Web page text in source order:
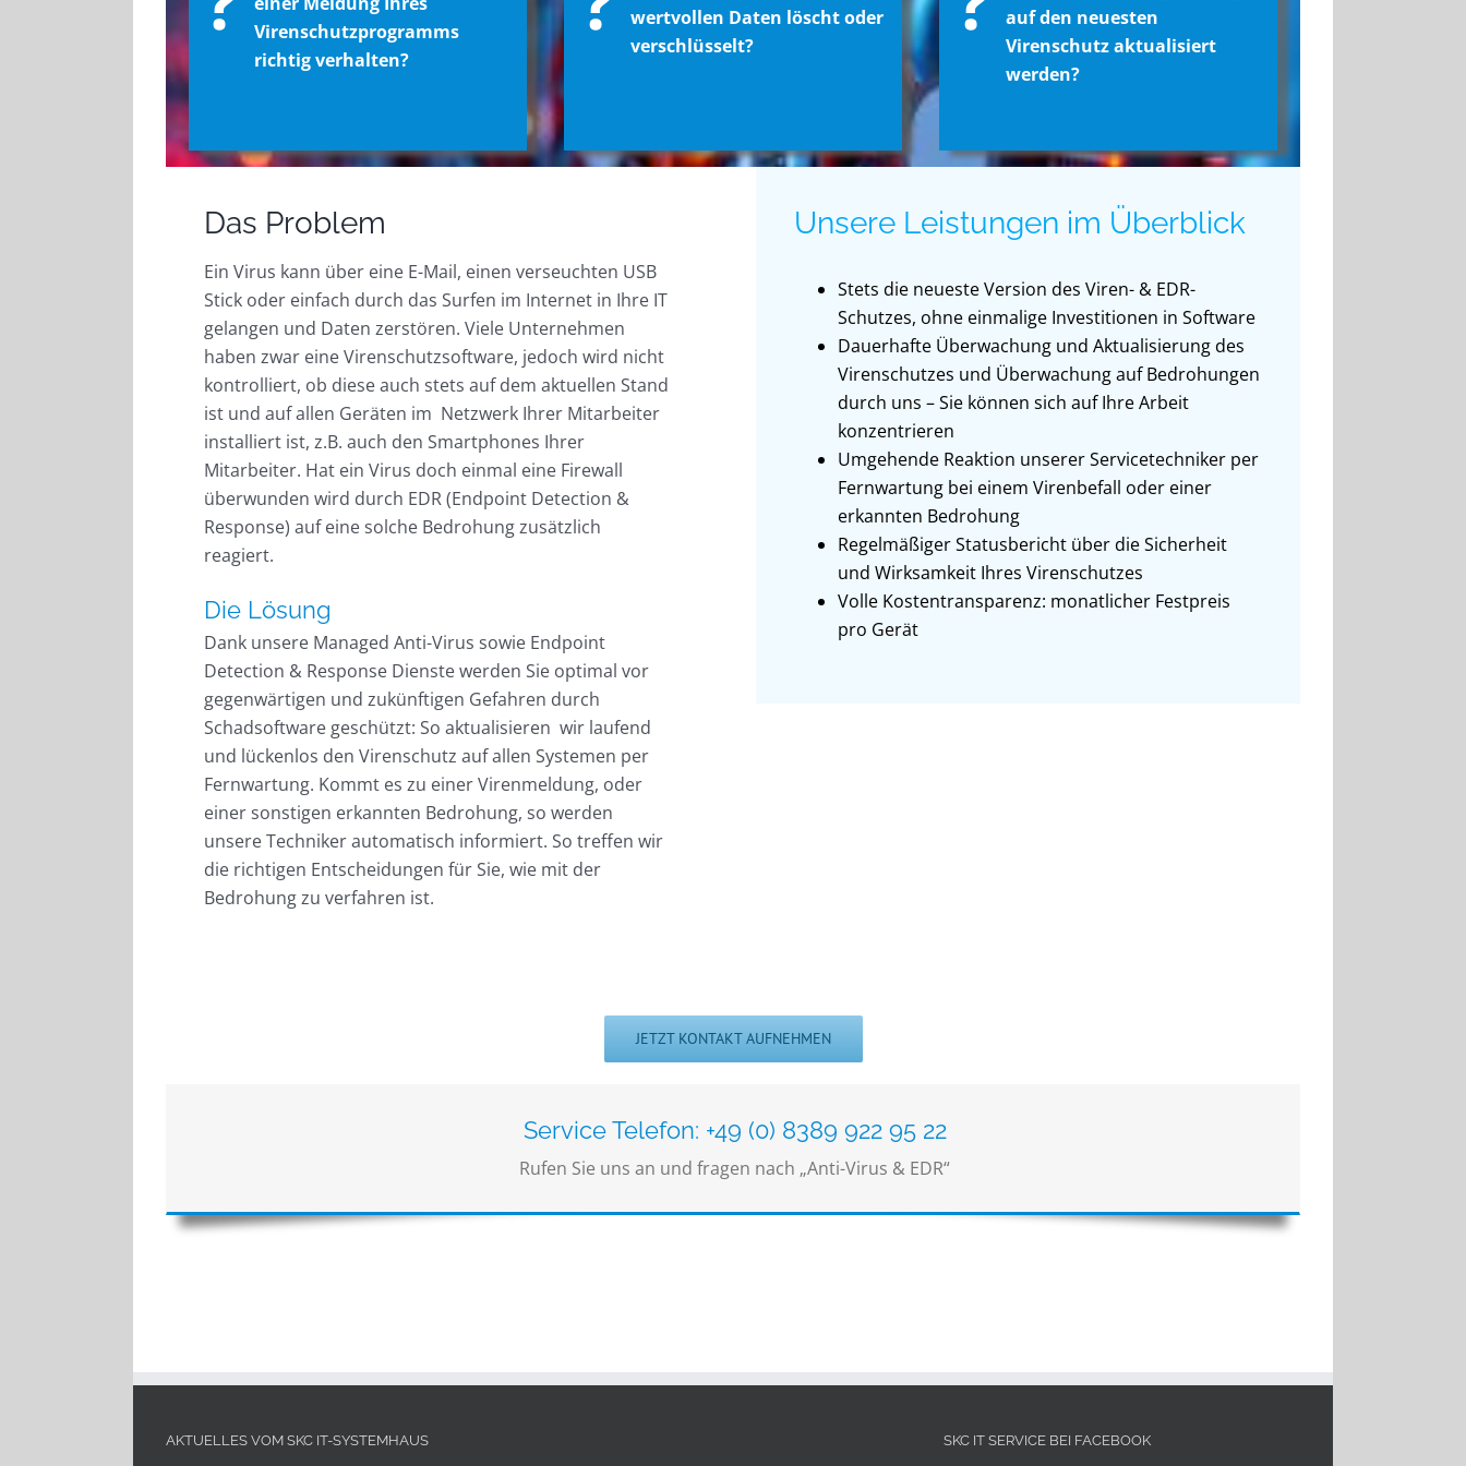
Virenschutzprogramms
richtig verhalten?
wertvollen Daten löscht oder
verschlüsselt?
auf den neuesten
Virenschutz aktualisiert
werden?
Das Problem
Ein Virus kann über eine E-Mail, einen verseuchten USB
Stick oder einfach durch das Surfen im Internet in Ihre IT
gelangen und Daten zerstören. Viele Unternehmen
haben zwar eine Virenschutzsoftware, jedoch wird nicht
kontrolliert, ob diese auch stets auf dem aktuellen Stand
ist und auf allen Geräten im Netzwerk Ihrer Mitarbeiter
installiert ist, z.B. auch den Smartphones Ihrer
Mitarbeiter. Hat ein Virus doch einmal eine Firewall
überwunden wird durch EDR (Endpoint Detection &
Response) auf eine solche Bedrohung zusätzlich
reagiert.
Die Lösung
Dank unsere Managed Anti-Virus sowie Endpoint
Detection & Response Dienste werden Sie optimal vor
gegenwärtigen und zukünftigen Gefahren durch
Schadsoftware geschützt: So aktualisieren wir laufend
und lückenlos den Virenschutz auf allen Systemen per
Fernwartung. Kommt es zu einer Virenmeldung, oder
einer sonstigen erkannten Bedrohung, so werden
unsere Techniker automatisch informiert. So treffen wir
die richtigen Entscheidungen für Sie, wie mit der
Bedrohung zu verfahren ist.
Unsere Leistungen im Überblick
Stets die neueste Version des Viren- & EDR-
Schutzes, ohne einmalige Investitionen in Software
Dauerhafte Überwachung und Aktualisierung des
Virenschutzes und Überwachung auf Bedrohungen
durch uns – Sie können sich auf Ihre Arbeit
konzentrieren
Umgehende Reaktion unserer Servicetechniker per
Fernwartung bei einem Virenbefall oder einer
erkannten Bedrohung
Regelmäßiger Statusbericht über die Sicherheit
und Wirksamkeit Ihres Virenschutzes
Volle Kostentransparenz: monatlicher Festpreis
pro Gerät
JETZT KONTAKT AUFNEHMEN
Service Telefon: +49 (0) 8389 922 95 22
Rufen Sie uns an und fragen nach „Anti-Virus & EDR“
AKTUELLES VOM SKC IT-SYSTEMHAUS SKC IT SERVICE BEI FACEBOOK